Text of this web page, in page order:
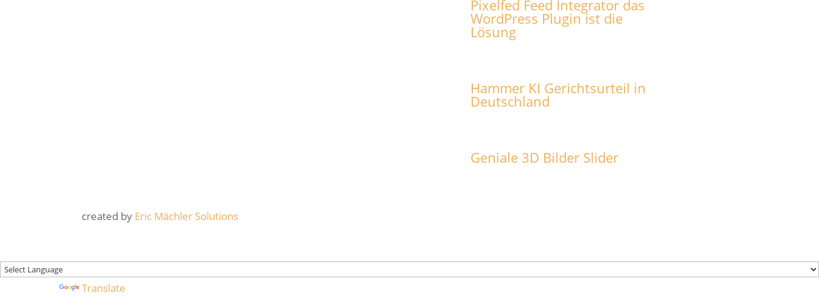
Pixelfed Feed Integrator das
WordPress Plugin ist die
Lösung
Hammer KI Gerichtsurteil in
Deutschland
Geniale 3D Bilder Slider
created by Eric Mächler Solutions
Translate